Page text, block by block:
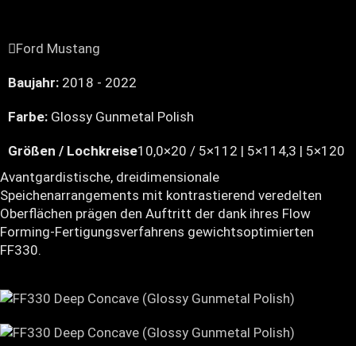
Ford Mustang
Baujahr: 2018 - 2022
Farbe: Glossy Gunmetal Polish
Größen / Lochkreise10,0×20 / 5×112 | 5×114,3 | 5×120
Avantgardistische, dreidimensionale
Speichenarrangements mit kontrastierend veredelten
Oberflächen prägen den Auftritt der dank ihres Flow
Forming-Fertigungsverfahrens gewichtsoptimierten
FF330.